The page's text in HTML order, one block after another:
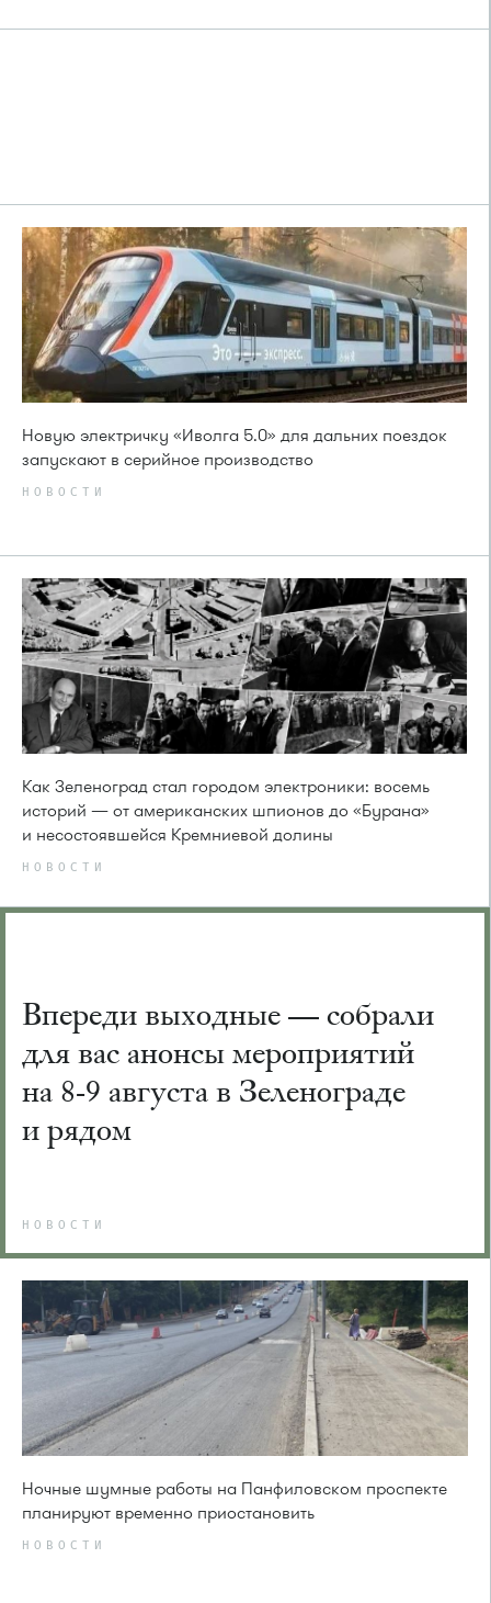
Новую электричку «Иволга 5.0» для дальних поездок
запускают в серийное производство
НОВОСТИ
Как Зеленоград стал городом электроники: восемь
историй — от американских шпионов до «Бурана»
и несостоявшейся Кремниевой долины
НОВОСТИ
Впереди выходные — собрали
для вас анонсы мероприятий
на 8-9 августа в Зеленограде
и рядом
НОВОСТИ
Ночные шумные работы на Панфиловском проспекте
планируют временно приостановить
НОВОСТИ